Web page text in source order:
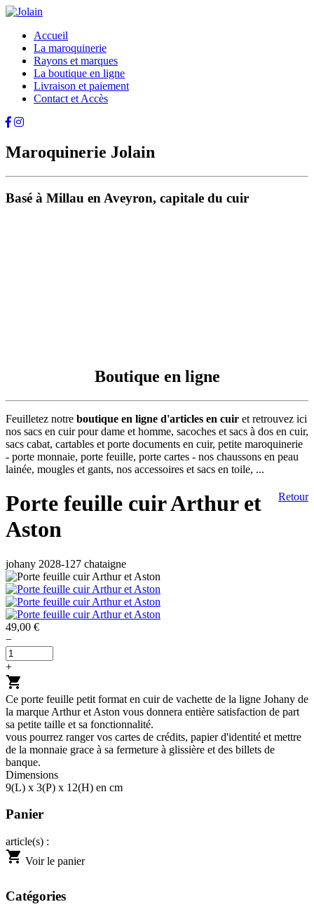
Accueil
La maroquinerie
Rayons et marques
La boutique en ligne
Livraison et paiement
Contact et Accès
Maroquinerie Jolain
Basé à Millau en Aveyron, capitale du cuir
Boutique en ligne
Feuilletez notre boutique en ligne d'articles en cuir et retrouvez ici
nos sacs en cuir pour dame et homme, sacoches et sacs à dos en cuir,
sacs cabat, cartables et porte documents en cuir, petite maroquinerie
- porte monnaie, porte feuille, porte cartes - nos chaussons en peau
lainée, mougles et gants, nos accessoires et sacs en toile, ...
Retour
Porte feuille cuir Arthur et
Aston
johany 2028-127 chataigne
49,00 €
−
+
shopping_cart
Ce porte feuille petit format en cuir de vachette de la ligne Johany de
la marque Arthur et Aston vous donnera entière satisfaction de part
sa petite taille et sa fonctionnalité.
vous pourrez ranger vos cartes de crédits, papier d'identité et mettre
de la monnaie grace à sa fermeture à glissière et des billets de
banque.
Dimensions
9(L) x 3(P) x 12(H) en cm
Panier
article(s) :
shopping_cart Voir le panier
Catégories